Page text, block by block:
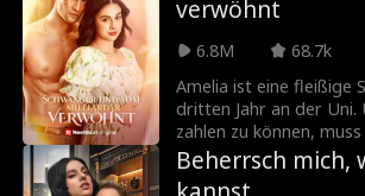
verwöhnt
6.8M
68.7k
Amelia ist eine fleißige
dritten Jahr an der Uni.
zahlen zu können,
einen Job finden. Ihre
verschafft ihr eine
Beherrsch mich,